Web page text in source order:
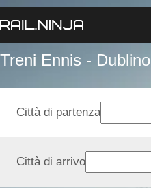
Treni Ennis - Dublino
Città di partenza
Città di arrivo